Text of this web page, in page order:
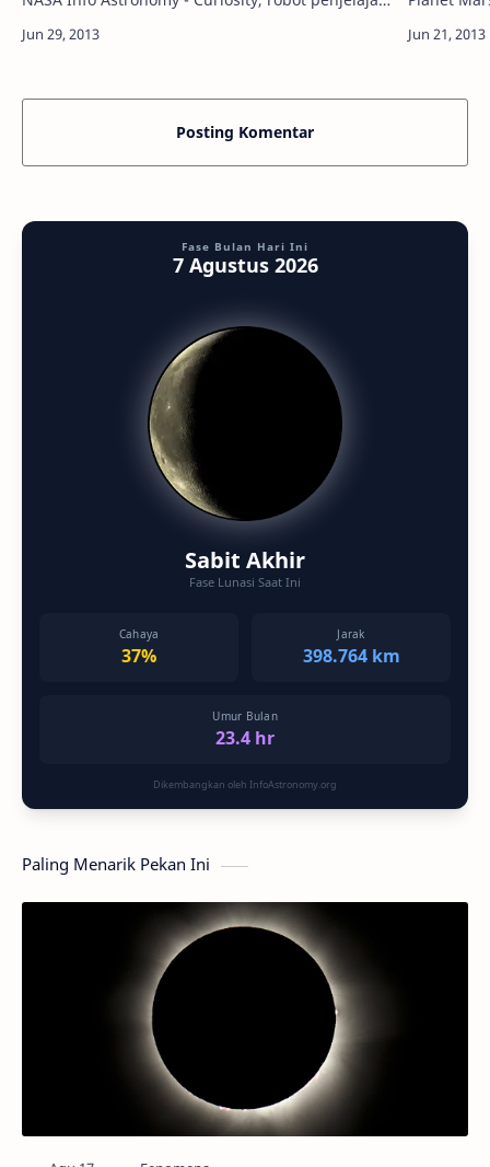
bernama Mount Sharp. Kamera yang disem…
kaya akan
Posting Komentar
Fase Bulan Hari Ini
7 Agustus 2026
Sabit Akhir
Fase Lunasi Saat Ini
Cahaya
37%
Jarak
398.764 km
Umur Bulan
23.4 hr
Dikembangkan oleh InfoAstronomy.org
Paling Menarik Pekan Ini